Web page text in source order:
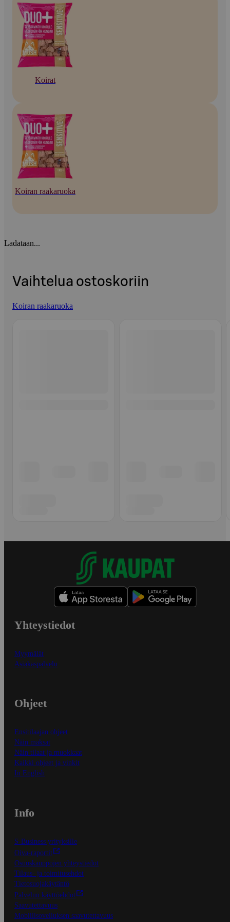
Koirat
Koiran raakaruoka
Ladataan...
Vaihtelua ostoskoriin
Koiran raakaruoka
Yhteystiedot
Myymälät
Asiakaspalvelu
Ohjeet
Ensitilaajan ohjeet
Näin maksat
Näin tilaat ja muokkaat
Kaikki ohjeet ja vinkit
In English
Info
S-Business yrityksille
Oiva-raportit
Osuuskauppojen yhteystiedot
Tilaus- ja toimitusehdot
Tietosuojakäytäntö
Palvelun käyttöehdot
Saavutettavuus
Mobiilisovelluksen saavutettavuus